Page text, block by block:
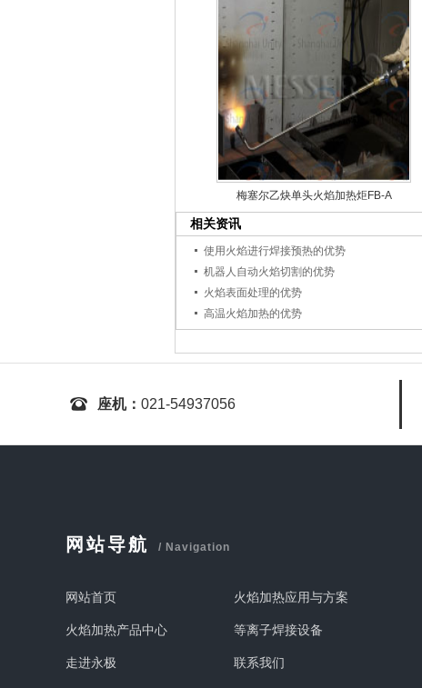
梅塞尔乙炔单头火焰加热炬FB-A
相关资讯
使用火焰进行焊接预热的优势
机器人自动火焰切割的优势
火焰表面处理的优势
高温火焰加热的优势
座机： 021-54937056
网站导航 / Navigation
网站首页 火焰加热应用与方案
火焰加热产品中心 等离子焊接设备
走进永极 联系我们